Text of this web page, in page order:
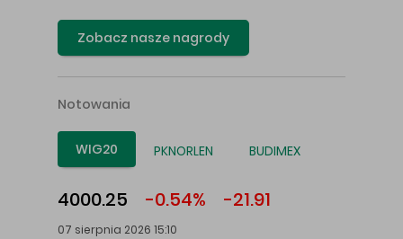
Zobacz nasze nagrody
Notowania
WIG20 PKNORLEN BUDIMEX
4000.25 -0.54% -21.91
07 sierpnia 2026 15:10